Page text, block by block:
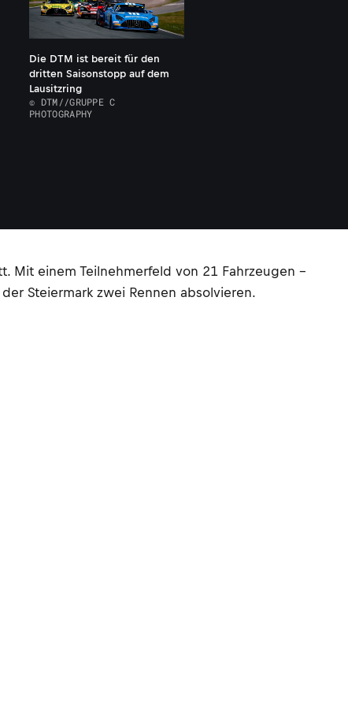
Die DTM ist bereit für den
dritten Saisonstopp auf dem
Lausitzring
© DTM//GRUPPE C
PHOTOGRAPHY
Mit einem Teilnehmerfeld von 21 Fahrzeugen –
Steiermark zwei Rennen absolvieren.